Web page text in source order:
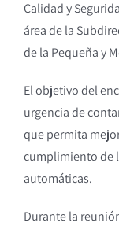
Calidad y
área de la
de la Pequeña y
El objetivo del
urgencia de
que permita
cumplimiento de
automáticas.
Durante la